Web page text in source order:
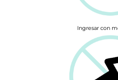
Ingresar con